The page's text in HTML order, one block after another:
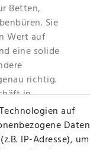
Betten,
Sie
Wert auf
eine solide
richtig.
in
auf
Daten
IP-Adresse), um